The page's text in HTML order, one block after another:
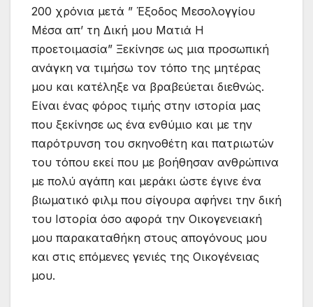
200 χρόνια μετά ” Έξοδος Μεσολογγίου
Μέσα απ’ τη Δική μου Ματιά Η
προετοιμασία” Ξεκίνησε ως μια προσωπική
ανάγκη να τιμήσω τον τόπο της μητέρας
μου και κατέληξε να βραβεύεται διεθνώς.
Είναι ένας φόρος τιμής στην ιστορία μας
που ξεκίνησε ως ένα ενθύμιο και με την
παρότρυνση του σκηνοθέτη και πατριωτών
του τόπου εκεί που με βοήθησαν ανθρώπινα
με πολύ αγάπη και μεράκι ώστε έγινε ένα
βιωματικό φιλμ που σίγουρα αφήνει την δική
του Ιστορία όσο αφορά την Οικογενειακή
μου παρακαταθήκη στους απογόνους μου
και στις επόμενες γενιές της Οικογένειας
μου.